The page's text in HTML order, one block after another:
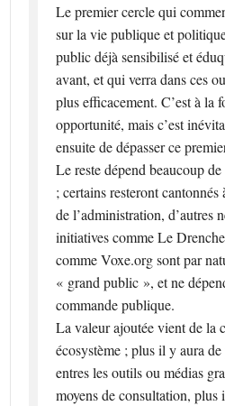
Le premier cercle qui
sur la vie publique et
public déjà sensibilisé et
avant, et qui verra dans ces
plus efficacement. C’est à la
opportunité, mais c’est
ensuite de dépasser ce
Le reste dépend beaucoup
; certains resteront
de l’administration, d’autres
initiatives comme Le
comme Voxe.org sont par
« grand public », et ne
commande publique.
La valeur ajoutée vient de la
écosystème ; plus il y aura de
entres les outils ou médias
moyens de consultation,